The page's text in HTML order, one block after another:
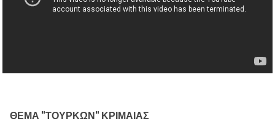
ΘΕΜΑ "ΤΟΥΡΚΩΝ" ΚΡΙΜΑΙΑΣ